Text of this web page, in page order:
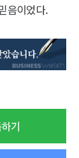
음이었다.